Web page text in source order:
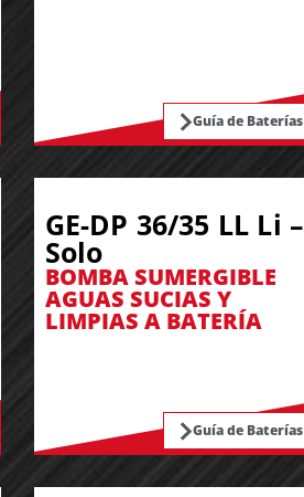
Guía de Baterías
GE-DP 36/35 LL Li –
Solo
BOMBA SUMERGIBLE
AGUAS SUCIAS Y
LIMPIAS A BATERÍA
Guía de Baterías